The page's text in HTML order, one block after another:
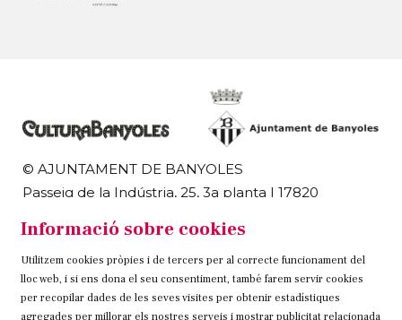
© AJUNTAMENT DE BANYOLES
Passeig de la Indústria, 25, 3a planta | 17820
972 58 18 48 | 972 57 00 50
Sitemap Avís Legal Ús de Cookies Contacteu
Informació sobre cookies
Utilitzem cookies pròpies i de tercers per al correcte funcionament del
lloc web, i si ens dona el seu consentiment, també farem servir cookies
per recopilar dades de les seves visites per obtenir estadístiques
agregades per millorar els nostres serveis i mostrar publicitat relacionada